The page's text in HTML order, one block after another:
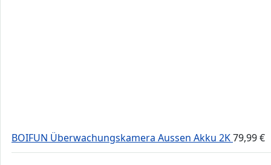
BOIFUN Überwachungskamera Aussen Akku 2K79,99€